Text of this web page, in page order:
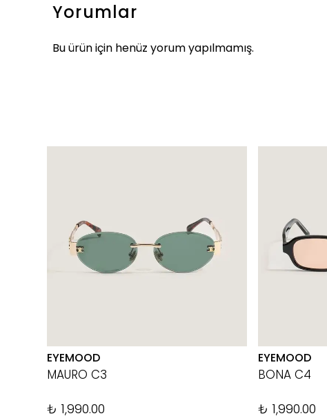
Yorumlar
Bu ürün için henüz yorum yapılmamış.
EYEMOOD
MAURO C3
₺ 1,990.00
EYEMOOD
BONA C4
₺ 1,990.00